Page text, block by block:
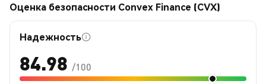
Оценка безопасности Convex Finance (CVX)
Надежность
84.98 /100